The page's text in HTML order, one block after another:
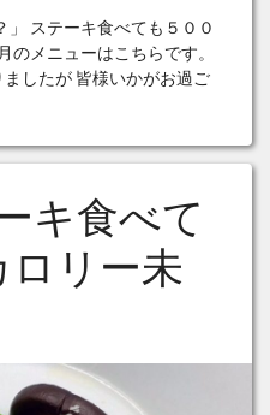
」 ステーキ食べても５００
のメニューはこちらです。
したが 皆様いかがお過ご
キ食べて
ロリー未